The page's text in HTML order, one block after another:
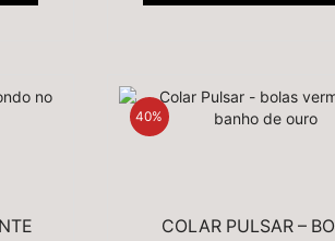
40%
COLAR PULSAR –